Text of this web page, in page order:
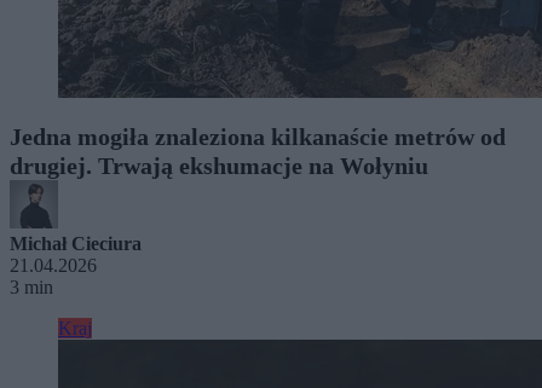
Jedna mogiła znaleziona kilkanaście metrów od
drugiej. Trwają ekshumacje na Wołyniu
Michał Cieciura
21.04.2026
3 min
Kraj